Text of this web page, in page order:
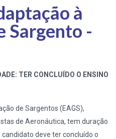
à
Sargento -
TER CONCLUÍDO O ENSINO
de Sargentos (EAGS),
de Aeronáutica, tem duração
deve ter concluído o